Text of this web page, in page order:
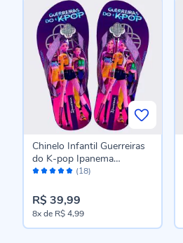
Avaliação: (18)
Chinelo Infantil Guerreiras
do K-pop Ipanema
Roxo/Rosa
R$ 39,99
8xde R$ 4,99